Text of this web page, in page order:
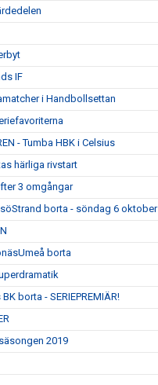
IF
i Handbollsettan
- Tumba HBK i Celsius
härliga rivstart
3 omgångar
borta - söndag 6 oktober
borta
borta - SERIEPREMIÄR!
2019